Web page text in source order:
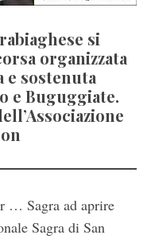
si
organizzata
e sostenuta
e Buguggiate.
… Sagra ad aprire
Sagra di San